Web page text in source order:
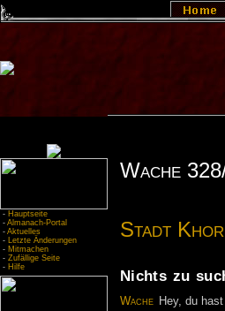
- Hauptseite
- Almanach-Portal
- Aktuelles
- Letzte Änderungen
- Mitmachen
- Zufällige Seite
- Hilfe
Wache
Stadt
Nichts zu
Wache Hey, du